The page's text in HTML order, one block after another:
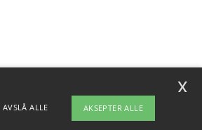
AVSLÅ ALLE AKSEPTER ALLE
x